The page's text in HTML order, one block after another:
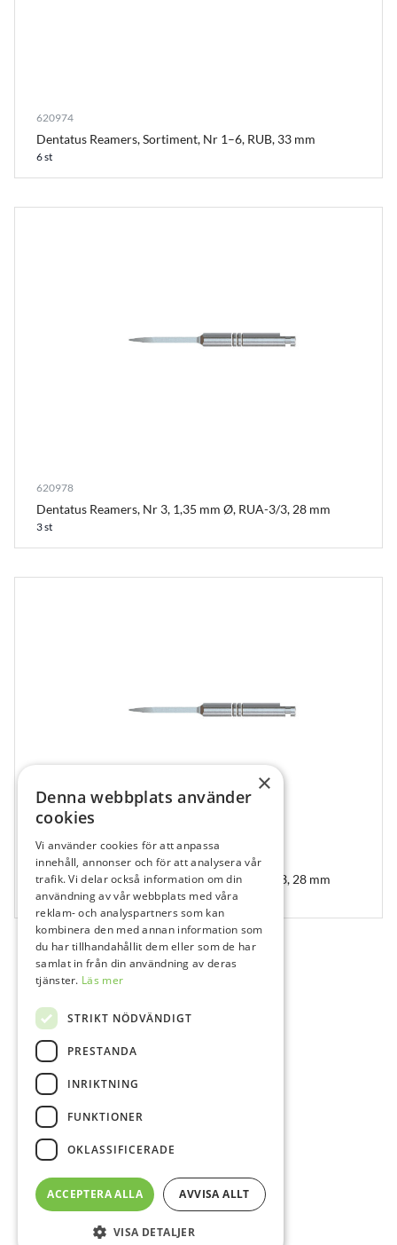
620974
Dentatus Reamers, Sortiment, Nr 1–6, RUB, 33 mm
6 st
620978
Dentatus Reamers, Nr 3, 1,35 mm Ø, RUA-3/3, 28 mm
3 st
620979
Dentatus Reamers, Nr 4, 1,50 mm Ø, RUA-4/3, 28 mm
3 st
×
Denna webbplats använder
cookies
Vi använder cookies för att anpassa
innehåll, annonser och för att analysera vår
trafik. Vi delar också information om din
användning av vår webbplats med våra
reklam- och analyspartners som kan
kombinera den med annan information som
du har tillhandahållit dem eller som de har
samlat in från din användning av deras
tjänster. Läs mer
STRIKT NÖDVÄNDIGT
PRESTANDA
INRIKTNING
FUNKTIONER
OKLASSIFICERADE
ACCEPTERA ALLA AVVISA ALLT
VISA DETALJER